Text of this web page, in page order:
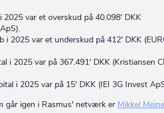
var et overskud på 40.098' DKK
i 2025 var et underskud på 412' DKK
i 2025 var på 367.491' DKK (Kristiansen
i 2025 var på 15' DKK (IEI 3G Invest
går igen i Rasmus' netværk er Mikkel